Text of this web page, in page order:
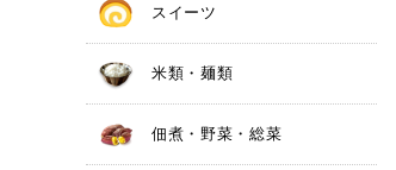
スイーツ
米類・麺類
佃煮・野菜・総菜